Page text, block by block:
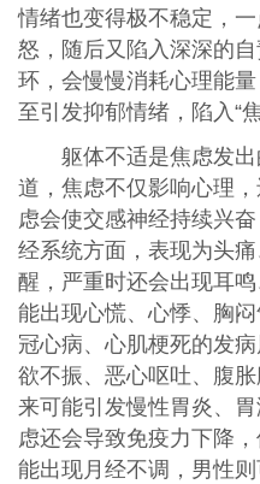
情绪也变得极不稳定，
怒，随后又陷入深深的
环，会慢慢消耗心理能
至引发抑郁情绪，陷入“
躯体不适是焦虑发
道，焦虑不仅影响心理
虑会使交感神经持续兴
经系统方面，表现为头
醒，严重时还会出现耳
能出现心慌、心悸、胸
冠心病、心肌梗死的发
欲不振、恶心呕吐、腹
来可能引发慢性胃炎、
虑还会导致免疫力下降
能出现月经不调，男性